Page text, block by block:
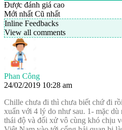
Được đánh giá cao
Mới nhất Cũ nhất
Inline Feedbacks
View all comments
Phan Công
24/02/2019 10:28 am
Chille chưa đi thì chưa biết chứ đi
xuẩn với 4 lý do như sau. 1- mặc dù
thái độ và đối xử vô cùng khó chịu